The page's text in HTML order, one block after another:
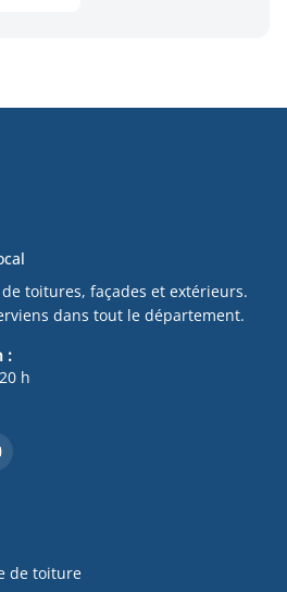
toitures, façades et extérieurs.
dans tout le département.
:
h
de toiture